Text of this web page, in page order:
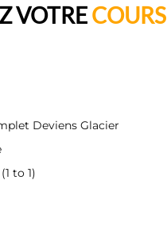
VOTRECOURS
Deviens Glacier
to 1)